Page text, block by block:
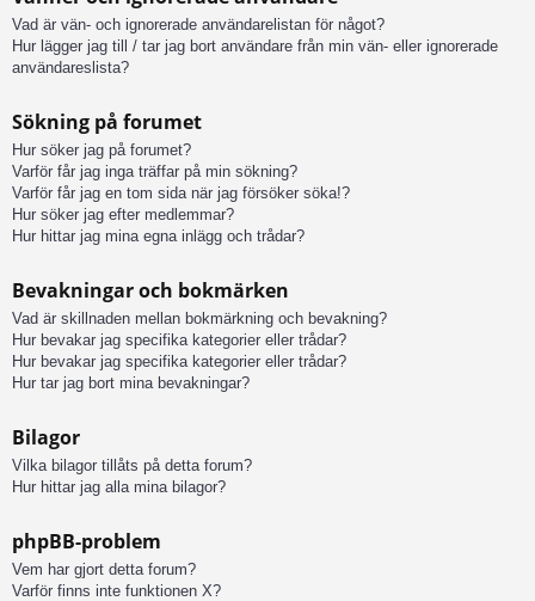
Vad är vän- och ignorerade användarelistan för något?
Hur lägger jag till / tar jag bort användare från min vän- eller ignorerade
användareslista?
Sökning på forumet
Hur söker jag på forumet?
Varför får jag inga träffar på min sökning?
Varför får jag en tom sida när jag försöker söka!?
Hur söker jag efter medlemmar?
Hur hittar jag mina egna inlägg och trådar?
Bevakningar och bokmärken
Vad är skillnaden mellan bokmärkning och bevakning?
Hur bevakar jag specifika kategorier eller trådar?
Hur bevakar jag specifika kategorier eller trådar?
Hur tar jag bort mina bevakningar?
Bilagor
Vilka bilagor tillåts på detta forum?
Hur hittar jag alla mina bilagor?
phpBB-problem
Vem har gjort detta forum?
Varför finns inte funktionen X?